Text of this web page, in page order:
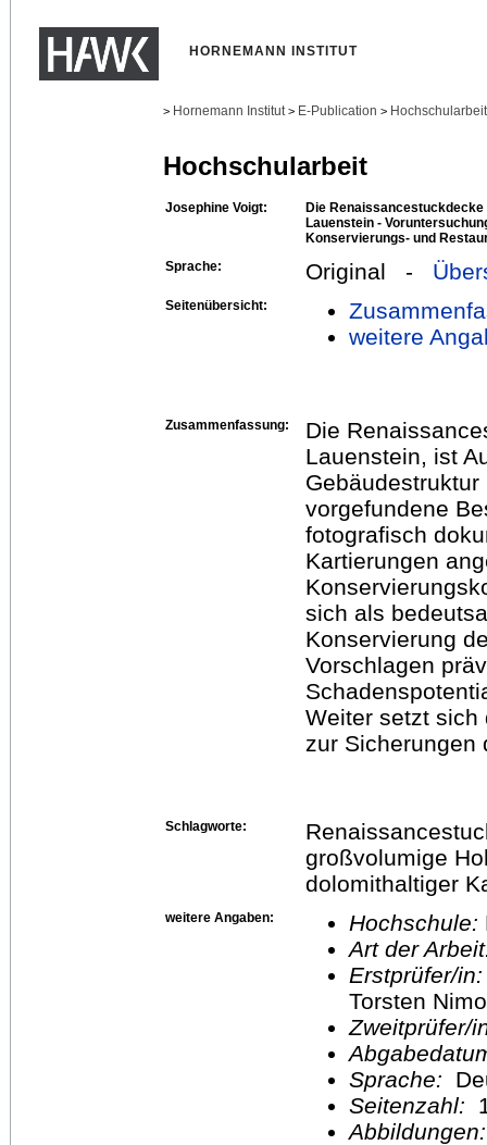
HORNEMANN INSTITUT
> Hornemann Institut > E-Publication >
Hochschularbeit
Josephine Voigt:
Die
Lauenstein -
Konservierungs- und
Sprache:
Original -
Seitenübersicht:
weitere
Zusammenfassung:
Die
Lauenstein, ist
vorgefundene
fotografisch
Kartierungen
sich als
Konservierung
Vorschlagen
Weiter setzt sich
zur Sicherungen
Schlagworte:
großvolumige
dolomithaltiger
weitere Angaben: Hochschule:
Art der
Erstprüfer/
Torsten
Sprache:
Seitenzahl: